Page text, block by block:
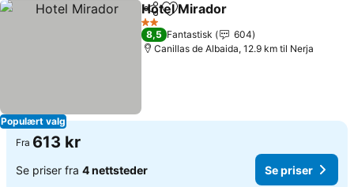
Populært valg
Del Legg til i favoritter
Hotel Mirador
2 Stjerner
8,5 Fantastisk
604
Canillas de Albaida, 12.9 km til Nerja
Fra 613 kr
Se priser fra 4 nettsteder Se priser